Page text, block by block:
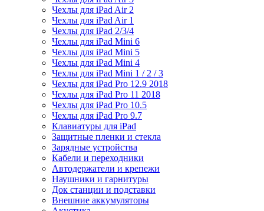
Чехлы для iPad Air 2
Чехлы для iPad Air 1
Чехлы для iPad 2/3/4
Чехлы для iPad Mini 6
Чехлы для iPad Mini 5
Чехлы для iPad Mini 4
Чехлы для iPad Mini 1 / 2 / 3
Чехлы для iPad Pro 12.9 2018
Чехлы для iPad Pro 11 2018
Чехлы для iPad Pro 10.5
Чехлы для iPad Pro 9.7
Клавиатуры для iPad
Защитные пленки и стекла
Зарядные устройства
Кабели и переходники
Автодержатели и крепежи
Наушники и гарнитуры
Док станции и подставки
Внешние аккумуляторы